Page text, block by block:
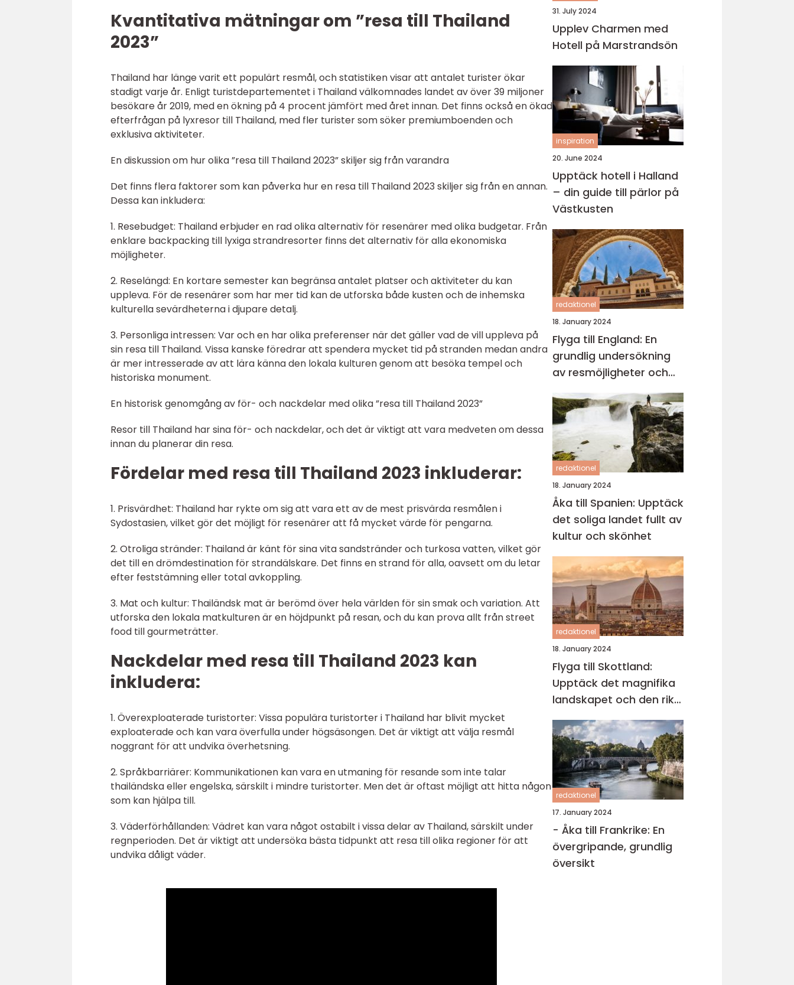
Kvantitativa mätningar om ”resa till Thailand
2023”
Thailand har länge varit ett populärt resmål, och statistiken visar att antalet turister ökar
stadigt varje år. Enligt turistdepartementet i Thailand välkomnades landet av över 39 miljoner
besökare år 2019, med en ökning på 4 procent jämfört med året innan. Det finns också en ökad
efterfrågan på lyxresor till Thailand, med fler turister som söker premiumboenden och
exklusiva aktiviteter.
En diskussion om hur olika ”resa till Thailand 2023” skiljer sig från varandra
Det finns flera faktorer som kan påverka hur en resa till Thailand 2023 skiljer sig från en annan.
Dessa kan inkludera:
1. Resebudget: Thailand erbjuder en rad olika alternativ för resenärer med olika budgetar. Från
enklare backpacking till lyxiga strandresorter finns det alternativ för alla ekonomiska
möjligheter.
2. Reselängd: En kortare semester kan begränsa antalet platser och aktiviteter du kan
uppleva. För de resenärer som har mer tid kan de utforska både kusten och de inhemska
kulturella sevärdheterna i djupare detalj.
3. Personliga intressen: Var och en har olika preferenser när det gäller vad de vill uppleva på
sin resa till Thailand. Vissa kanske föredrar att spendera mycket tid på stranden medan andra
är mer intresserade av att lära känna den lokala kulturen genom att besöka tempel och
historiska monument.
En historisk genomgång av för- och nackdelar med olika ”resa till Thailand 2023”
Resor till Thailand har sina för- och nackdelar, och det är viktigt att vara medveten om dessa
innan du planerar din resa.
Fördelar med resa till Thailand 2023 inkluderar:
1. Prisvärdhet: Thailand har rykte om sig att vara ett av de mest prisvärda resmålen i
Sydostasien, vilket gör det möjligt för resenärer att få mycket värde för pengarna.
2. Otroliga stränder: Thailand är känt för sina vita sandstränder och turkosa vatten, vilket gör
det till en drömdestination för strandälskare. Det finns en strand för alla, oavsett om du letar
efter feststämning eller total avkoppling.
3. Mat och kultur: Thailändsk mat är berömd över hela världen för sin smak och variation. Att
utforska den lokala matkulturen är en höjdpunkt på resan, och du kan prova allt från street
food till gourmeträtter.
Nackdelar med resa till Thailand 2023 kan
inkludera:
1. Överexploaterade turistorter: Vissa populära turistorter i Thailand har blivit mycket
exploaterade och kan vara överfulla under högsäsongen. Det är viktigt att välja resmål
noggrant för att undvika överhetsning.
2. Språkbarriärer: Kommunikationen kan vara en utmaning för resande som inte talar
thailändska eller engelska, särskilt i mindre turistorter. Men det är oftast möjligt att hitta någon
som kan hjälpa till.
3. Väderförhållanden: Vädret kan vara något ostabilt i vissa delar av Thailand, särskilt under
regnperioden. Det är viktigt att undersöka bästa tidpunkt att resa till olika regioner för att
undvika dåligt väder.
31. July 2024
Upplev Charmen med
Hotell på Marstrandsön
inspiration
20. June 2024
Upptäck hotell i Halland
– din guide till pärlor på
Västkusten
redaktionel
18. January 2024
Flyga till England: En
grundlig undersökning
av resmöjligheter och
redaktionel
18. January 2024
Åka till Spanien: Upptäck
det soliga landet fullt av
kultur och skönhet
redaktionel
18. January 2024
Flyga till Skottland:
Upptäck det magnifika
landskapet och den rika
kulturen
redaktionel
17. January 2024
- Åka till Frankrike: En
övergripande, grundlig
översikt